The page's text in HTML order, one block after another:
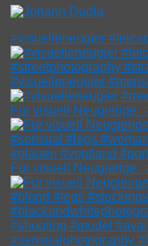
#visuelleneugier
#visuelleneugier
Für visuell Neugierige
Für visuell Neugierige